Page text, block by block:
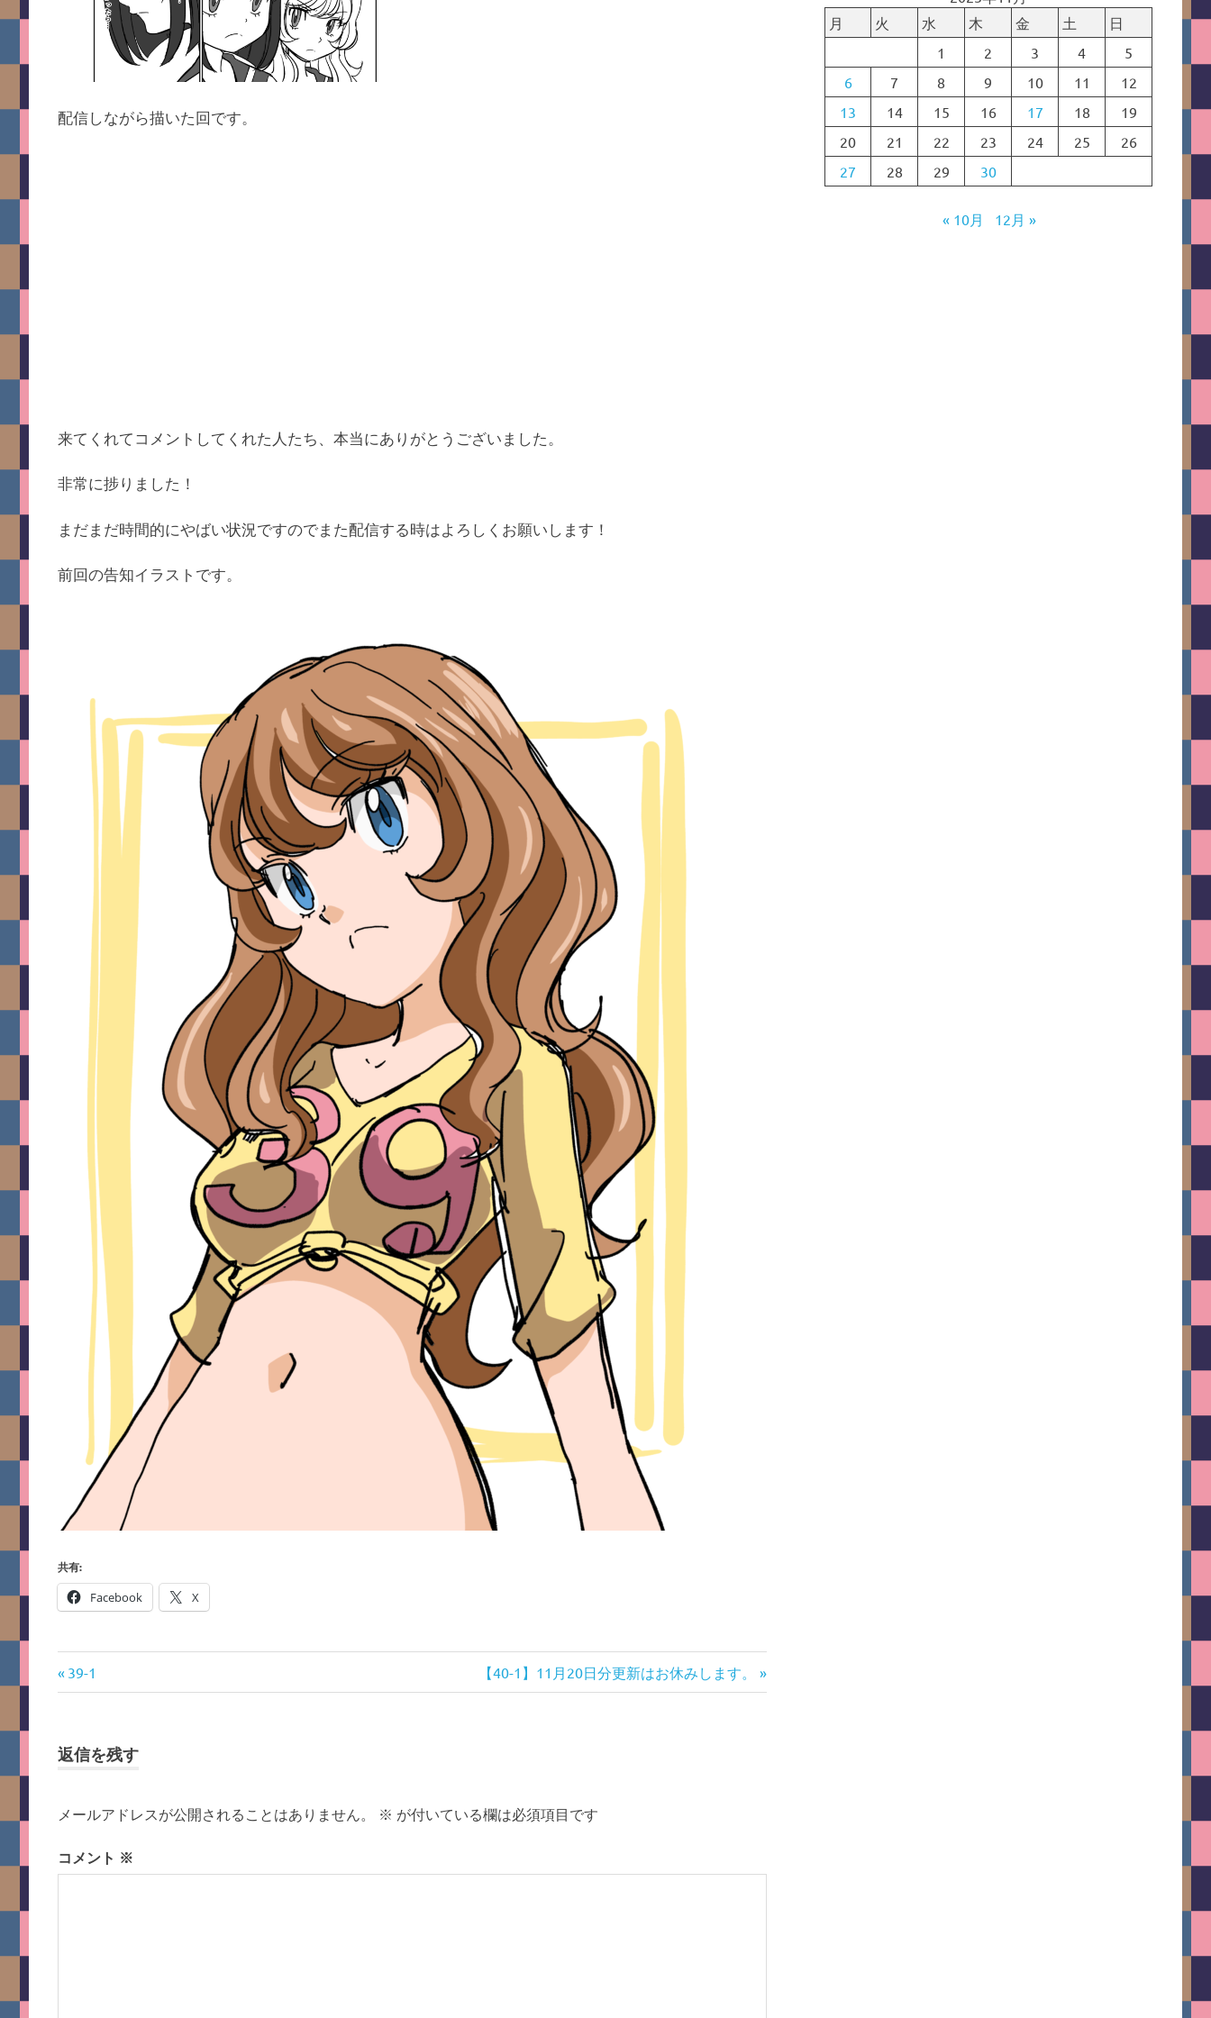
配信しながら描いた回です。
来てくれてコメントしてくれた人たち、本当にありがとうございました。
非常に捗りました！
まだまだ時間的にやばい状況ですのでまた配信する時はよろしくお願いします！
前回の告知イラストです。
共有:
Facebook X
投
ナ
ゲ
ー
前
の
39-1
次
の
【40-1】11月20日分更新はお休みします。
返信を残す
メールアドレスが公開されることはありません。 ※ が付いている欄は必須項目です
コメント ※
月
火 水 木 金 土
日
1
2 3 4
5
6
7 8 9 10 11
12
13
14 15 16 17 18
19
20
21 22 23 24 25
26
27
28 29 30
« 10月 12月 »